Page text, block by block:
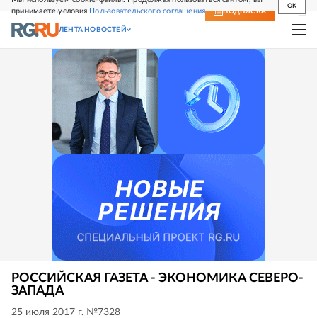
принимаете условия Пользовательского соглашения
OK
СВЕЖИЙ НОМЕР ПОДПИСКА
ЛЕНТА НОВОСТЕЙ
РОССИЙСКАЯ ГАЗЕТА - ЭКОНОМИКА СЕВЕРО-
ЗАПАДА
25 июля 2017 г. №7328